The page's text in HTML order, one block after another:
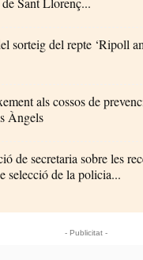
sorteig del repte ‘Ripoll
als cossos de
Àngels
de secretaria sobre les
selecció de la policia...
- Publicitat -